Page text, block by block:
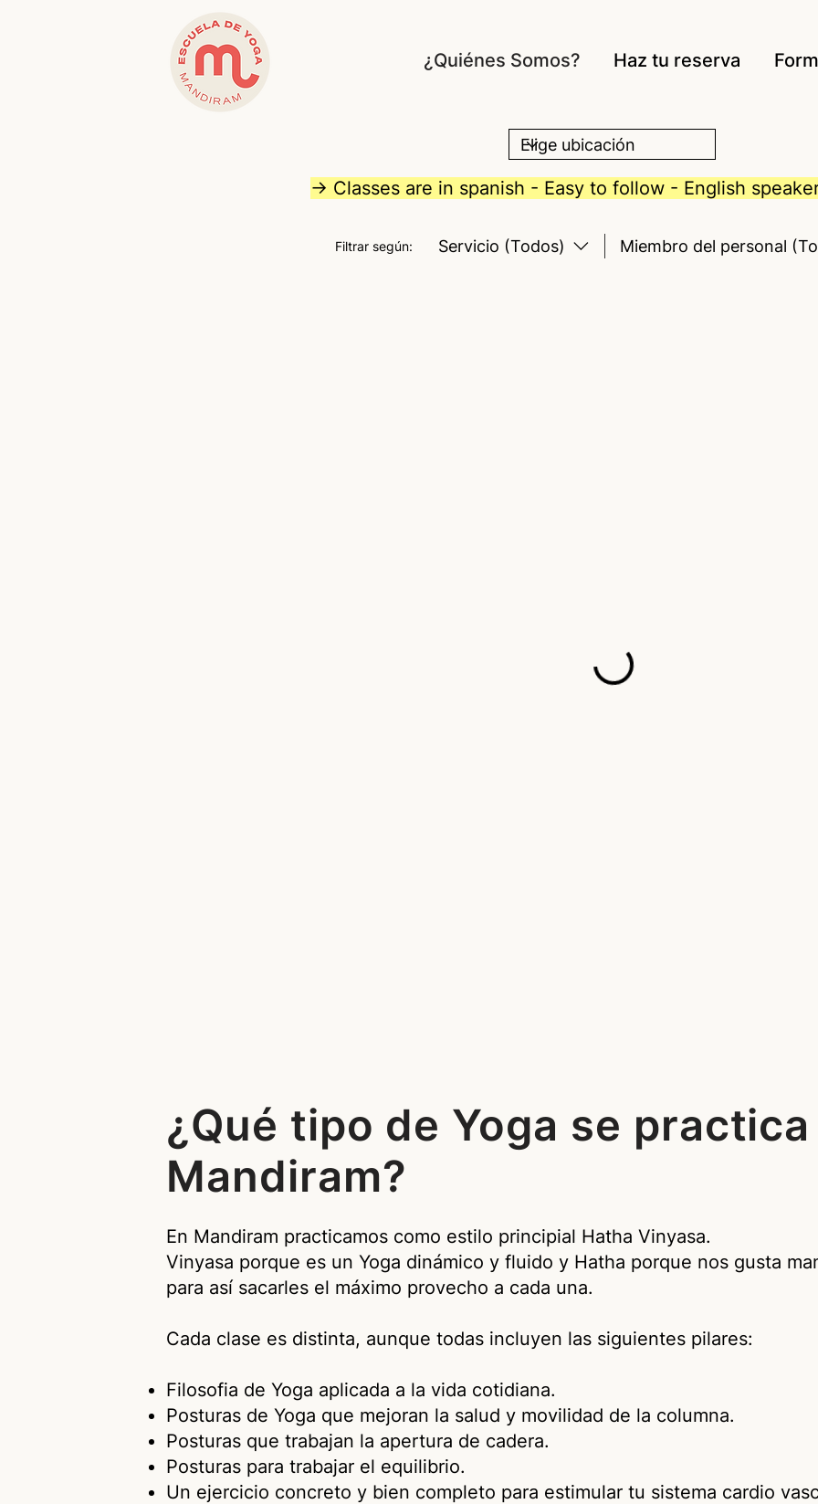
¿Quiénes Somos? Haz tu reserva
→ Classes are in spanish - Easy to follow - English
Filtrar según: Servicio (Todos) Miembro del personal
¿Qué tipo de Yoga se
Mandiram?
En Mandiram practicamos como estilo principial Hatha Vinyasa.
Vinyasa porque es un Yoga dinámico y fluido y Hatha porque nos gusta
para así sacarles el máximo provecho a cada una.
Cada clase es distinta, aunque todas incluyen las siguientes pilares:
Filosofia de Yoga aplicada a la vida cotidiana.
Posturas de Yoga que mejoran la salud y movilidad de la columna.
Posturas que trabajan la apertura de cadera.
Posturas para trabajar el equilibrio.
Un ejercicio concreto y bien completo para estimular tu sistema cardio